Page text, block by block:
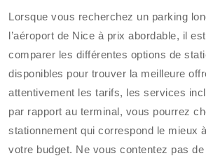
Lorsque vous recherchez un parking
l’aéroport de Nice à prix abordable, il
comparer les différentes options de
disponibles pour trouver la meilleure
attentivement les tarifs, les services
par rapport au terminal, vous pourrez
stationnement qui correspond le mieux
votre budget. Ne vous contentez pas